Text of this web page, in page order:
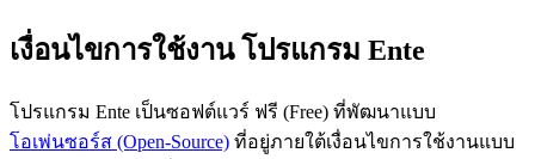
เงื่อนไขการใช้งาน โปรแกรม Ente
โปรแกรม Ente เป็นซอฟต์แวร์ ฟรี (Free) ที่พัฒนาแบบ
โอเพ่นซอร์ส (Open-Source) ที่อยู่ภายใต้เงื่อนไขการใช้งานแบบ